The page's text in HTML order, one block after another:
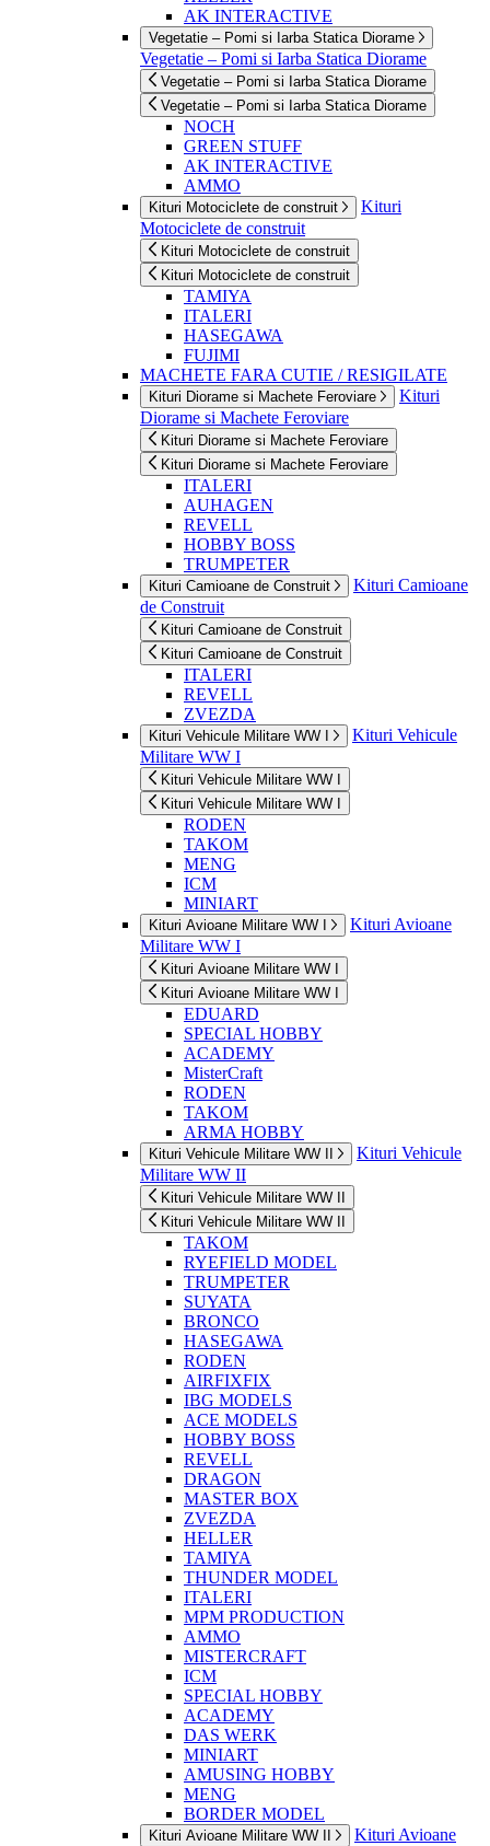
AK INTERACTIVE
Vegetatie – Pomi si Iarba Statica Diorame
Vegetatie – Pomi si Iarba Statica Diorame
Vegetatie – Pomi si Iarba Statica Diorame
Vegetatie – Pomi si Iarba Statica Diorame
NOCH
GREEN STUFF
AK INTERACTIVE
AMMO
Kituri Motociclete de construit
Kituri
Motociclete de construit
Kituri Motociclete de construit
Kituri Motociclete de construit
TAMIYA
ITALERI
HASEGAWA
FUJIMI
MACHETE FARA CUTIE / RESIGILATE
Kituri Diorame si Machete Feroviare
Kituri
Diorame si Machete Feroviare
Kituri Diorame si Machete Feroviare
Kituri Diorame si Machete Feroviare
ITALERI
AUHAGEN
REVELL
HOBBY BOSS
TRUMPETER
Kituri Camioane de Construit
Kituri Camioane
de Construit
Kituri Camioane de Construit
Kituri Camioane de Construit
ITALERI
REVELL
ZVEZDA
Kituri Vehicule Militare WW I
Kituri Vehicule
Militare WW I
Kituri Vehicule Militare WW I
Kituri Vehicule Militare WW I
RODEN
TAKOM
MENG
ICM
MINIART
Kituri Avioane Militare WW I
Kituri Avioane
Militare WW I
Kituri Avioane Militare WW I
Kituri Avioane Militare WW I
EDUARD
SPECIAL HOBBY
ACADEMY
MisterCraft
RODEN
TAKOM
ARMA HOBBY
Kituri Vehicule Militare WW II
Kituri Vehicule
Militare WW II
Kituri Vehicule Militare WW II
Kituri Vehicule Militare WW II
TAKOM
RYEFIELD MODEL
TRUMPETER
SUYATA
BRONCO
HASEGAWA
RODEN
AIRFIXFIX
IBG MODELS
ACE MODELS
HOBBY BOSS
REVELL
DRAGON
MASTER BOX
ZVEZDA
HELLER
TAMIYA
THUNDER MODEL
ITALERI
MPM PRODUCTION
AMMO
MISTERCRAFT
ICM
SPECIAL HOBBY
ACADEMY
DAS WERK
MINIART
AMUSING HOBBY
MENG
BORDER MODEL
Kituri Avioane Militare WW II
Kituri Avioane